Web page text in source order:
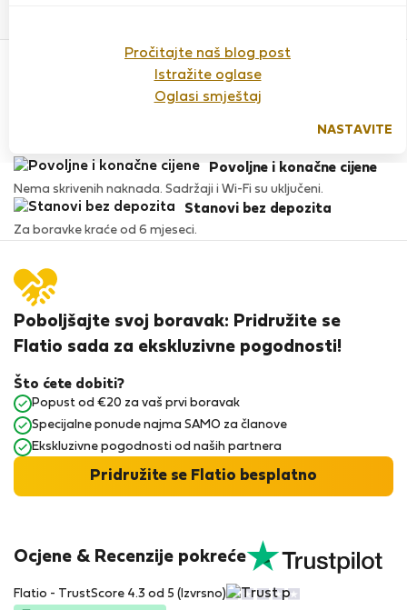
Pročitajte naš blog post
Istražite oglase
Oglasi smještaj
NASTAVITE
Povjerenje & Sigurnost
Visoka razina sigurnosti za stanare zahvaljujući StayProtection
Naš ugled raste zahvaljujući iskustvima mnogih zadovoljnih
Povoljne i konačne cijene
Nema skrivenih naknada. Sadržaji i Wi-Fi su uključeni.
Stanovi bez depozita
Za boravke kraće od 6 mjeseci.
Ocjene & Recenzije pokreće
Flatio - TrustScore 4.3 od 5 (Izvrsno)
Poboljšajte svoj boravak: Pridružite se
Flatio sada za ekskluzivne pogodnosti!
Što ćete dobiti?
Popust od €20 za vaš prvi boravak
Specijalne ponude najma SAMO za članove
Ekskluzivne pogodnosti od naših partnera
Pridružite se Flatio besplatno